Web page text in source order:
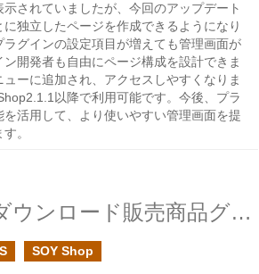
されていましたが、今回のアップデート
独立したページを作成できるようになり
ラグインの設定項目が増えても管理画面が
開発者も自由にページ構成を設計できま
ーに追加され、アクセスしやすくなりま
以降で利用可能です。今後、プラ
活用して、より使いやすい管理画面を提
。
SOY Shopでダウンロード販売商品グループを追加しました
SOY Shop